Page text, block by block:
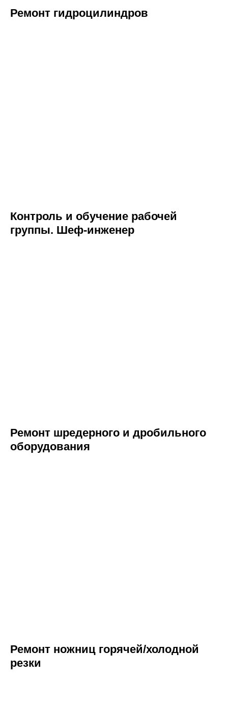
Ремонт гидроцилиндров
Контроль и обучение рабочей
группы. Шеф-инженер
Ремонт шредерного и дробильного
оборудования
Ремонт ножниц горячей/холодной
резки